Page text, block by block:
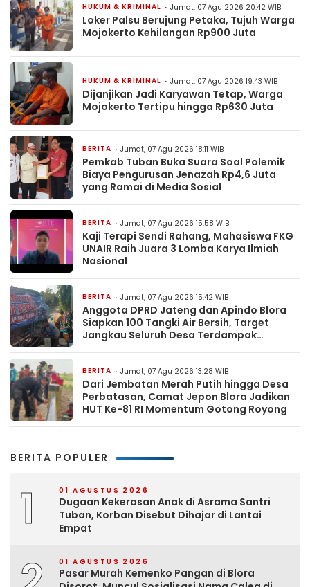
HUKUM & KRIMINAL Jumat, 07 Agu 2026 20:42 WIB
Loker Palsu Berujung Petaka, Tujuh Warga
Mojokerto Kehilangan Rp900 Juta
HUKUM & KRIMINAL Jumat, 07 Agu 2026 19:43 WIB
Dijanjikan Jadi Karyawan Tetap, Warga
Mojokerto Tertipu hingga Rp630 Juta
BERITA Jumat, 07 Agu 2026 18:11 WIB
Pemkab Tuban Buka Suara Soal Polemik
Biaya Pengurusan Jenazah Rp4,6 Juta
yang Ramai di Media Sosial
BERITA Jumat, 07 Agu 2026 15:58 WIB
Kaji Terapi Sendi Rahang, Mahasiswa FKG
UNAIR Raih Juara 3 Lomba Karya Ilmiah
Nasional
BERITA Jumat, 07 Agu 2026 15:42 WIB
Anggota DPRD Jateng dan Apindo Blora
Siapkan 100 Tangki Air Bersih, Target
Jangkau Seluruh Desa Terdampak
BERITA Jumat, 07 Agu 2026 13:28 WIB
Dari Jembatan Merah Putih hingga Desa
Perbatasan, Camat Jepon Blora Jadikan
HUT Ke-81 RI Momentum Gotong Royong
BERITA POPULER
1 01 AGUSTUS 2026
Dugaan Kekerasan Anak di Asrama Santri
Tuban, Korban Disebut Dihajar di Lantai
Empat
01 AGUSTUS 2026
Pasar Murah Kemenko Pangan di Blora